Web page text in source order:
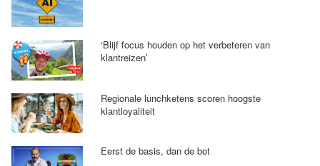
‘Blijf focus houden op het verbeteren van
klantreizen’
Regionale lunchketens scoren hoogste
klantloyaliteit
Eerst de basis, dan de bot